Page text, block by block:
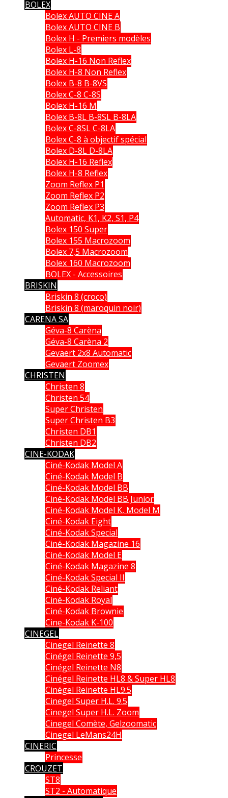
BOLEX
Bolex AUTO CINE A
Bolex AUTO CINE B
Bolex H - Premiers modèles
Bolex L-8
Bolex H-16 Non Reflex
Bolex H-8 Non Reflex
Bolex B-8 B-8VS
Bolex C-8 C-8S
Bolex H-16 M
Bolex B-8L B-8SL B-8LA
Bolex C-8SL C-8LA
Bolex C-8 à objectif spécial
Bolex D-8L D-8LA
Bolex H-16 Reflex
Bolex H-8 Reflex
Zoom Reflex P1
Zoom Reflex P2
Zoom Reflex P3
Automatic, K1, K2, S1, P4
Bolex 150 Super
Bolex 155 Macrozoom
Bolex 7,5 Macrozoom
Bolex 160 Macrozoom
BOLEX - Accessoires
BRISKIN
Briskin 8 (croco)
Briskin 8 (maroquin noir)
CARENA SA
Géva-8 Carèna
Géva-8 Carèna 2
Gevaert 2x8 Automatic
Gevaert Zoomex
CHRISTEN
Christen 8
Christen 54
Super Christen
Super Christen B3
Christen DB1
Christen DB2
CINE-KODAK
Ciné-Kodak Model A
Ciné-Kodak Model B
Ciné-Kodak Model BB
Ciné-Kodak Model BB Junior
Ciné-Kodak Model K, Model M
Ciné-Kodak Eight
Ciné-Kodak Special
Ciné-Kodak Magazine 16
Ciné-Kodak Model E
Ciné-Kodak Magazine 8
Ciné-Kodak Special II
Ciné-Kodak Reliant
Ciné-Kodak Royal
Ciné-Kodak Brownie
Cine-Kodak K-100
CINEGEL
Cinegel Reinette 8
Cinégel Reinette 9,5
Cinégel Reinette N8
Cinégel Reinette HL8 & Super HL8
Cinégel Reinette HL9.5
Cinegel Super H.L. 9.5
Cinegel Super H.L. Zoom
Cinegel Comète, Gelzoomatic
Cinegel LeMans24H
CINERIC
Princesse
CROUZET
ST8
ST2 - Automatique